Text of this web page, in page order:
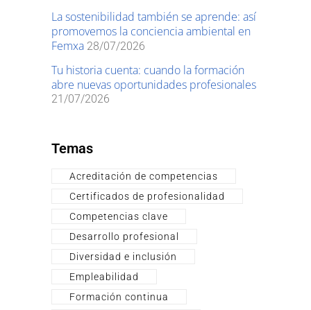
La sostenibilidad también se aprende: así
promovemos la conciencia ambiental en
Femxa 28/07/2026
Tu historia cuenta: cuando la formación
abre nuevas oportunidades profesionales
21/07/2026
Temas
Acreditación de competencias
Certificados de profesionalidad
Competencias clave
Desarrollo profesional
Diversidad e inclusión
Empleabilidad
Formación continua